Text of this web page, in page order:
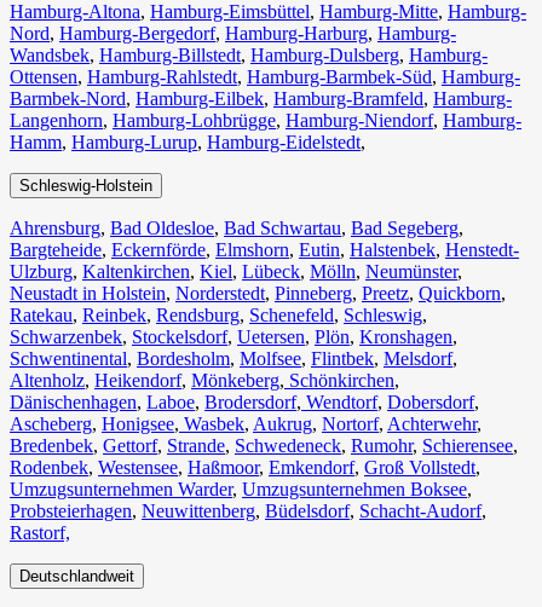
Hamburg-Altona, Hamburg-Eimsbüttel, Hamburg-Mitte, Hamburg-
Nord, Hamburg-Bergedorf, Hamburg-Harburg, Hamburg-
Wandsbek, Hamburg-Billstedt, Hamburg-Dulsberg, Hamburg-
Ottensen, Hamburg-Rahlstedt, Hamburg-Barmbek-Süd, Hamburg-
Barmbek-Nord, Hamburg-Eilbek, Hamburg-Bramfeld, Hamburg-
Langenhorn, Hamburg-Lohbrügge, Hamburg-Niendorf, Hamburg-
Hamm, Hamburg-Lurup, Hamburg-Eidelstedt,
Schleswig-Holstein
Ahrensburg, Bad Oldesloe, Bad Schwartau, Bad Segeberg,
Bargteheide, Eckernförde, Elmshorn, Eutin, Halstenbek, Henstedt-
Ulzburg, Kaltenkirchen, Kiel, Lübeck, Mölln, Neumünster,
Neustadt in Holstein, Norderstedt, Pinneberg, Preetz, Quickborn,
Ratekau, Reinbek, Rendsburg, Schenefeld, Schleswig,
Schwarzenbek, Stockelsdorf, Uetersen, Plön, Kronshagen,
Schwentinental, Bordesholm, Molfsee, Flintbek, Melsdorf,
Altenholz, Heikendorf, Mönkeberg, Schönkirchen,
Dänischenhagen, Laboe, Brodersdorf, Wendtorf, Dobersdorf,
Ascheberg, Honigsee, Wasbek, Aukrug, Nortorf, Achterwehr,
Bredenbek, Gettorf, Strande, Schwedeneck, Rumohr, Schierensee,
Rodenbek, Westensee, Haßmoor, Emkendorf, Groß Vollstedt,
Umzugsunternehmen Warder, Umzugsunternehmen Boksee,
Probsteierhagen, Neuwittenberg, Büdelsdorf, Schacht-Audorf,
Rastorf,
Deutschlandweit